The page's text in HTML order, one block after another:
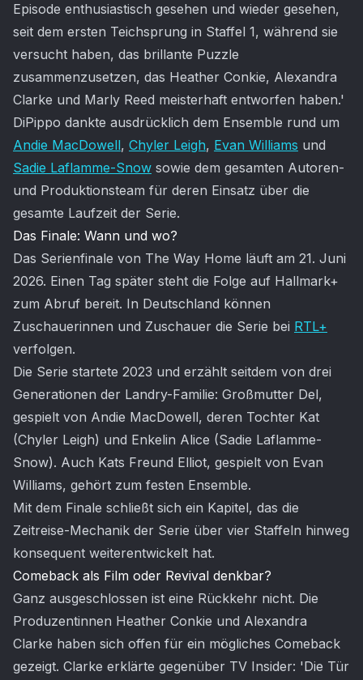
Episode enthusiastisch gesehen und wieder gesehen,
seit dem ersten Teichsprung in Staffel 1, während sie
versucht haben, das brillante Puzzle
zusammenzusetzen, das Heather Conkie, Alexandra
Clarke und Marly Reed meisterhaft entworfen haben.'
DiPippo dankte ausdrücklich dem Ensemble rund um
Andie MacDowell, Chyler Leigh, Evan Williams und
Sadie Laflamme-Snow sowie dem gesamten Autoren-
und Produktionsteam für deren Einsatz über die
gesamte Laufzeit der Serie.
Das Finale: Wann und wo?
Das Serienfinale von The Way Home läuft am 21. Juni
2026. Einen Tag später steht die Folge auf Hallmark+
zum Abruf bereit. In Deutschland können
Zuschauerinnen und Zuschauer die Serie bei RTL+
verfolgen.
Die Serie startete 2023 und erzählt seitdem von drei
Generationen der Landry-Familie: Großmutter Del,
gespielt von Andie MacDowell, deren Tochter Kat
(Chyler Leigh) und Enkelin Alice (Sadie Laflamme-
Snow). Auch Kats Freund Elliot, gespielt von Evan
Williams, gehört zum festen Ensemble.
Mit dem Finale schließt sich ein Kapitel, das die
Zeitreise-Mechanik der Serie über vier Staffeln hinweg
konsequent weiterentwickelt hat.
Comeback als Film oder Revival denkbar?
Ganz ausgeschlossen ist eine Rückkehr nicht. Die
Produzentinnen Heather Conkie und Alexandra
Clarke haben sich offen für ein mögliches Comeback
gezeigt. Clarke erklärte gegenüber TV Insider: 'Die Tür